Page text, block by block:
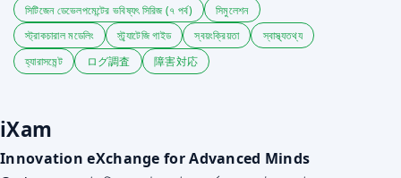
সিটিজেন ডেভেলপমেন্টের ভবিষ্যৎ সিরিজ (৭ পর্ব)
সিমুলেশন
স্ট্রাকচারাল মডেলিং
স্ট্র্যাটেজি গাইড স্বয়ংক্রিয়তা
স্বাস্থ্যতথ্য
হ্যারাসমেন্ট
ログ調査 障害対応
iXam
Innovation eXchange for Advanced Minds